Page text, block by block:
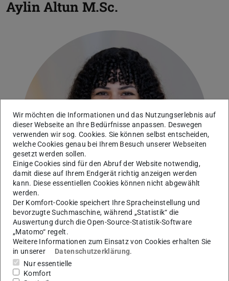
Aylin Altun M.Sc.
Wissenschaftliche Mitarbeiterin am Fachgebiet
Unternehmensführung und Logistik
Wir möchten die Informationen und das Nutzungserlebnis auf
dieser Webseite an Ihre Bedürfnisse anpassen. Deswegen
verwenden wir sog. Cookies. Sie können selbst entscheiden,
welche Cookies genau bei Ihrem Besuch unserer Webseiten
gesetzt werden sollen.
Einige Cookies sind für den Abruf der Website notwendig,
damit diese auf Ihrem Endgerät richtig anzeigen werden
kann. Diese essentiellen Cookies können nicht abgewählt
werden.
Der Komfort-Cookie speichert Ihre Spracheinstellung und
bevorzugte Suchmaschine, während „Statistik“ die
Auswertung durch die Open-Source-Statistik-Software
„Matomo“ regelt.
Weitere Informationen zum Einsatz von Cookies erhalten Sie
in unserer
Datenschutzerklärung.
Nur essentielle
Komfort